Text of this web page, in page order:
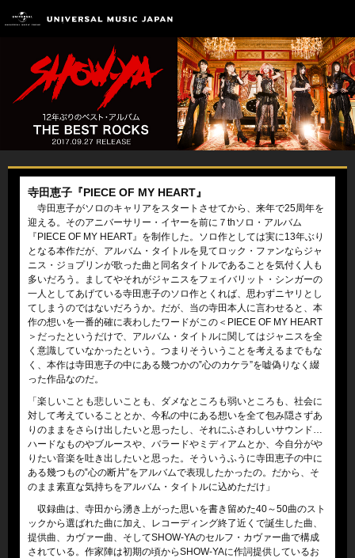
寺田恵子『PIECE OF MY HEART』
寺田恵子がソロのキャリアをスタートさせてから、来年で25周年を
迎える。そのアニバーサリー・イヤーを前に７thソロ・アルバム
『PIECE OF MY HEART』を制作した。ソロ作としては実に13年ぶり
となる本作だが、アルバム・タイトルを見てロック・ファンならジャ
ニス・ジョプリンが歌った曲と同名タイトルであることを気付く人も
多いだろう。ましてやそれがジャニスをフェイバリット・シンガーの
一人としてあげている寺田恵子のソロ作とくれば、思わずニヤリとし
てしまうのではないだろうか。だが、当の寺田本人に言わせると、本
作の想いを一番的確に表わしたワードがこの＜PIECE OF MY HEART
＞だったというだけで、アルバム・タイトルに関してはジャニスを全
く意識していなかったという。つまりそういうことを考えるまでもな
く、本作は寺田恵子の中にある幾つかの‟心のカケラ”を嘘偽りなく綴
った作品なのだ。
「楽しいことも悲しいことも、ダメなところも弱いところも、社会に
対して考えていることとか、今私の中にある想いを全て包み隠さずあ
りのままをさらけ出したいと思ったし、それにふさわしいサウンド…
ハードなものやブルースや、バラードやミディアムとか、今自分がや
りたい音楽を吐き出したいと思った。そういうふうに寺田恵子の中に
ある幾つもの‟心の断片”をアルバムで表現したかったの。だから、そ
のまま素直な気持ちをアルバム・タイトルに込めただけ」
収録曲は、寺田から湧き上がった思いを書き留めた40～50曲のスト
ックから選ばれた曲に加え、レコーディング終了近くで誕生した曲、
提供曲、カヴァー曲、そしてSHOW-YAのセルフ・カヴァー曲で構成
されている。作家陣は初期の頃からSHOW-YAに作詞提供しているお